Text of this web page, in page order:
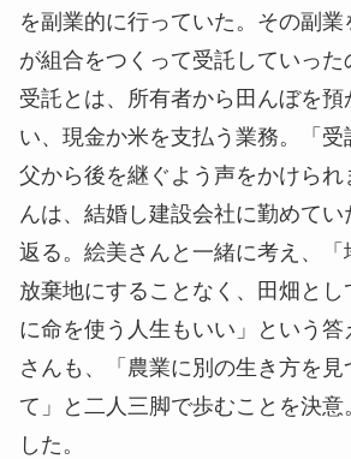
を副業的に行っていた。その副
が組合をつくって受託していった
受託とは、所有者から田んぼを
い、現金か米を支払う業務。「受
父から後を継ぐよう声をかけられ
んは、結婚し建設会社に勤めてい
返る。絵美さんと一緒に考え、
放棄地にすることなく、田畑とし
に命を使う人生もいい」という
さんも、「農業に別の生き方を見
て」と二人三脚で歩むことを決意
した。